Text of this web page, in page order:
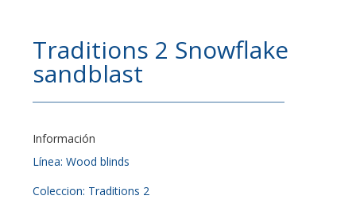
Traditions 2 Snowflake
sandblast
Información
Línea: Wood blinds
Coleccion: Traditions 2